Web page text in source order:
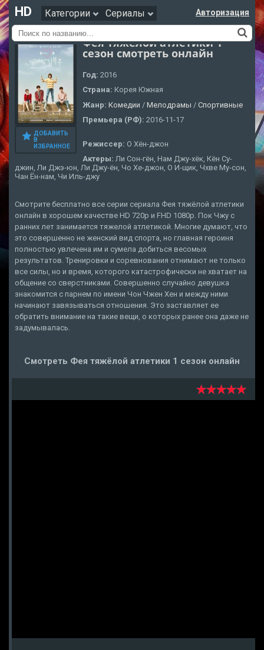
HD Категории Сериалы Авторизация
ДОБАВИТЬ
В
ИЗБРАННОЕ
Фея тяжёлой атлетики 1
сезон смотреть онлайн
Год: 2016
Страна: Корея Южная
Жанр: Комедии / Мелодрамы / Cпортивные
Премьера (РФ): 2016-11-17
Режиссер: О Хён-джон
Актеры: Ли Сон-гён, Нам Джу-хёк, Кён Су-
джин, Ли Джэ-юн, Ли Джу-ён, Чо Хе-джон, О И-щик, Чхве Му-сон,
Чан Ён-нам, Чи Иль-джу
Смотрите бесплатно все серии сериала Фея тяжёлой атлетики
онлайн в хорошем качестве HD 720p и FHD 1080p. Пок Чжу с
ранних лет занимается тяжелой атлетикой. Многие думают, что
это совершенно не женский вид спорта, но главная героиня
полностью увлечена им и сумела добиться весомых
результатов. Тренировки и соревнования отнимают не только
все силы, но и время, которого катастрофически не хватает на
общение со сверстниками. Совершенно случайно девушка
знакомится с парнем по имени Чон Чжен Хен и между ними
начинают завязываться отношения. Это заставляет ее
обратить внимание на такие вещи, о которых ранее она даже не
задумывалась.
Смотреть Фея тяжёлой атлетики 1 сезон онлайн